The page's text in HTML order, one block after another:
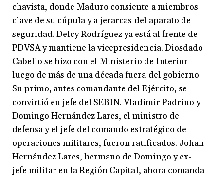
chavista, donde Maduro consiente a miembros
clave de su cúpula y a jerarcas del aparato de
seguridad. Delcy Rodríguez ya está al frente de
PDVSA y mantiene la vicepresidencia. Diosdado
Cabello se hizo con el Ministerio de Interior
luego de más de una década fuera del gobierno.
Su primo, antes comandante del Ejército, se
convirtió en jefe del SEBIN. Vladimir Padrino y
Domingo Hernández Lares, el ministro de
defensa y el jefe del comando estratégico de
operaciones militares, fueron ratificados. Johan
Hernández Lares, hermano de Domingo y ex-
jefe militar en la Región Capital, ahora comanda